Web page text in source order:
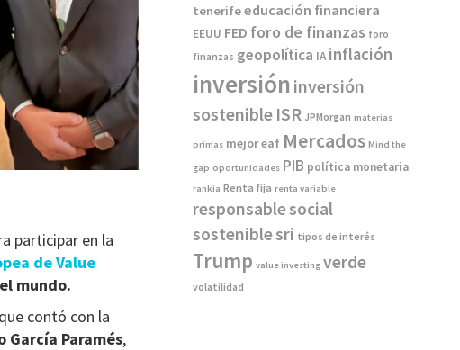
participar en la
de Value
mundo.
contó con la
García Paramés,
tenerifeeducación financiera
EEUU FED foro de finanzas foro
finanzas geopolítica IA inflación
inversión inversión
sostenible ISR JPMorgan materias
primas mejor eaf Mercados Mind the
gap oportunidades PIB política monetaria
rankia Renta fija renta variable
responsablesocial
sosteniblesri tipos de interés
Trump value investing verde
volatilidad